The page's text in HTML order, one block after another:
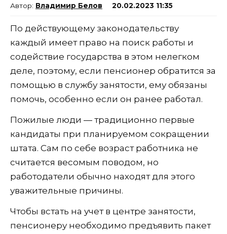
Владимир Белов 20.02.2023 11:35
По действующему законодательству
каждый имеет право на поиск работы и
содействие государства в этом нелегком
деле, поэтому, если пенсионер обратится за
помощью в службу занятости, ему обязаны
помочь, особенно если он ранее работал.
Пожилые люди — традиционно первые
кандидаты при планируемом сокращении
штата. Сам по себе возраст работника не
считается весомым поводом, но
работодатели обычно находят для этого
уважительные причины.
Чтобы встать на учет в центре занятости,
пенсионеру необходимо предъявить пакет